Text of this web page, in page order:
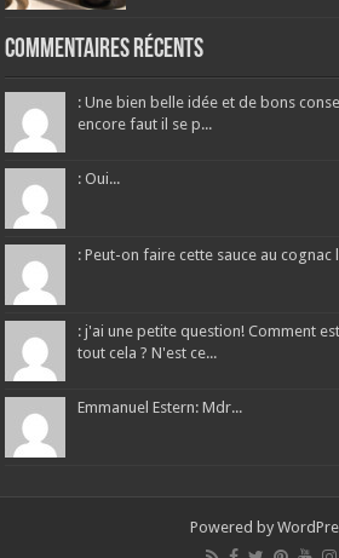
Commentaires récents
: Une bien belle idée et de bons
encore faut il se p...
: Oui...
: Peut-on faire cette sauce au cognac
: j'ai une petite question! Comment
tout cela ? N'est ce...
Emmanuel Estern: Mdr...
Powered by